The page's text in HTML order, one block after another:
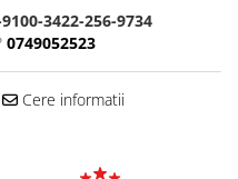
3422-256-9734
0749052523
Cere informatii